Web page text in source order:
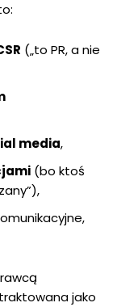
(„to PR, a nie
media,
(bo ktoś
jako